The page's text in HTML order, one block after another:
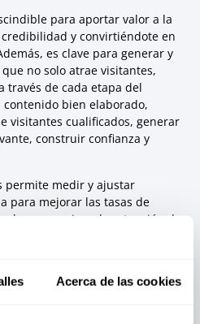
Acerca de las cookies
para aportar valor a la
y convirtiéndote en
es clave para generar y
no solo atrae visitantes,
través de cada etapa del
bien elaborado,
visitantes cualificados, generar
construir confianza y
permite medir y ajustar
para mejorar las tasas de
el compromiso y la retención de
cada paso del funnel o